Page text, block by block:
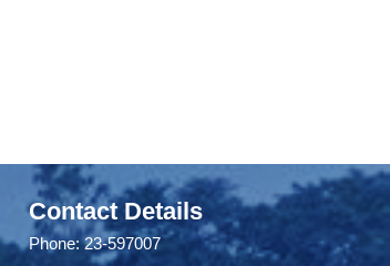
Contact Details
Phone: 23-597007